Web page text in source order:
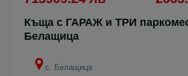
Къща с ГАРАЖ и ТРИ
Белащица
с. Белащица